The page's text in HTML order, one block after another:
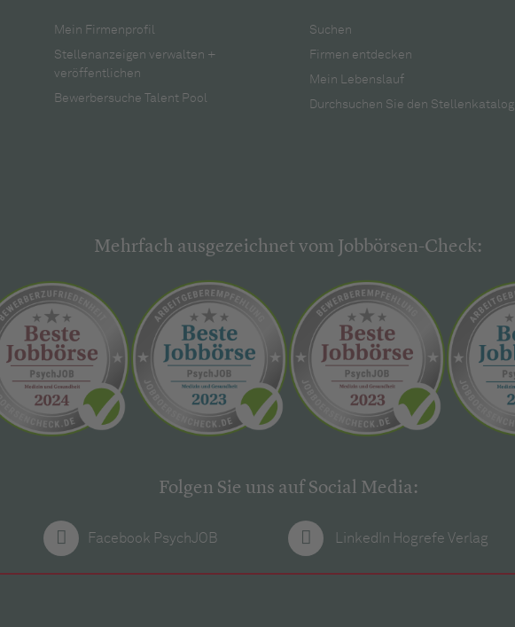
Mein Firmenprofil
Stellenanzeigen verwalten +
veröffentlichen
Bewerbersuche Talent Pool
Suchen
Firmen entdecken
Mein Lebenslauf
Durchsuchen Sie den Stellenkatalog
Mehrfach ausgezeichnet vom Jobbörsen-Check:
Folgen Sie uns auf Social Media:
Facebook PsychJOB LinkedIn Hogrefe Verlag